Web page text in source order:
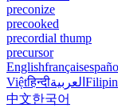
preconize
precooked
precordial thump
precursor
Englishfrançais
Việtहिन्दीالعربية
中文한국어